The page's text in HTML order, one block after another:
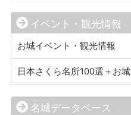
イベント・観光情報
お城イベント・観光情報
日本さくら名所100選＋お城
名城データベース